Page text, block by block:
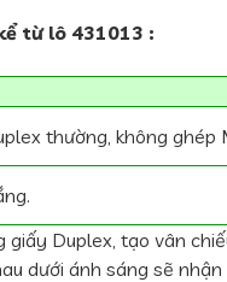
từ lô 431013 :
thường, không ghép
giấy Duplex, tạo vân
dưới ánh sáng sẽ